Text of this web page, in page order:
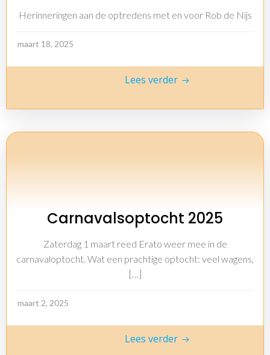
Herinneringen aan de optredens met en voor Rob de Nijs
maart 18, 2025
Lees verder
Carnavalsoptocht 2025
Zaterdag 1 maart reed Erato weer mee in de
carnavaloptocht. Wat een prachtige optocht: veel wagens,
[…]
maart 2, 2025
Lees verder